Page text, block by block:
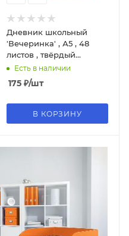
Дневник школьный
'Вечеринка' , А5 , 48
листов , твёрдый
переплёт, 63272
Есть в наличии
175 ₽/шт
В КОРЗИНУ